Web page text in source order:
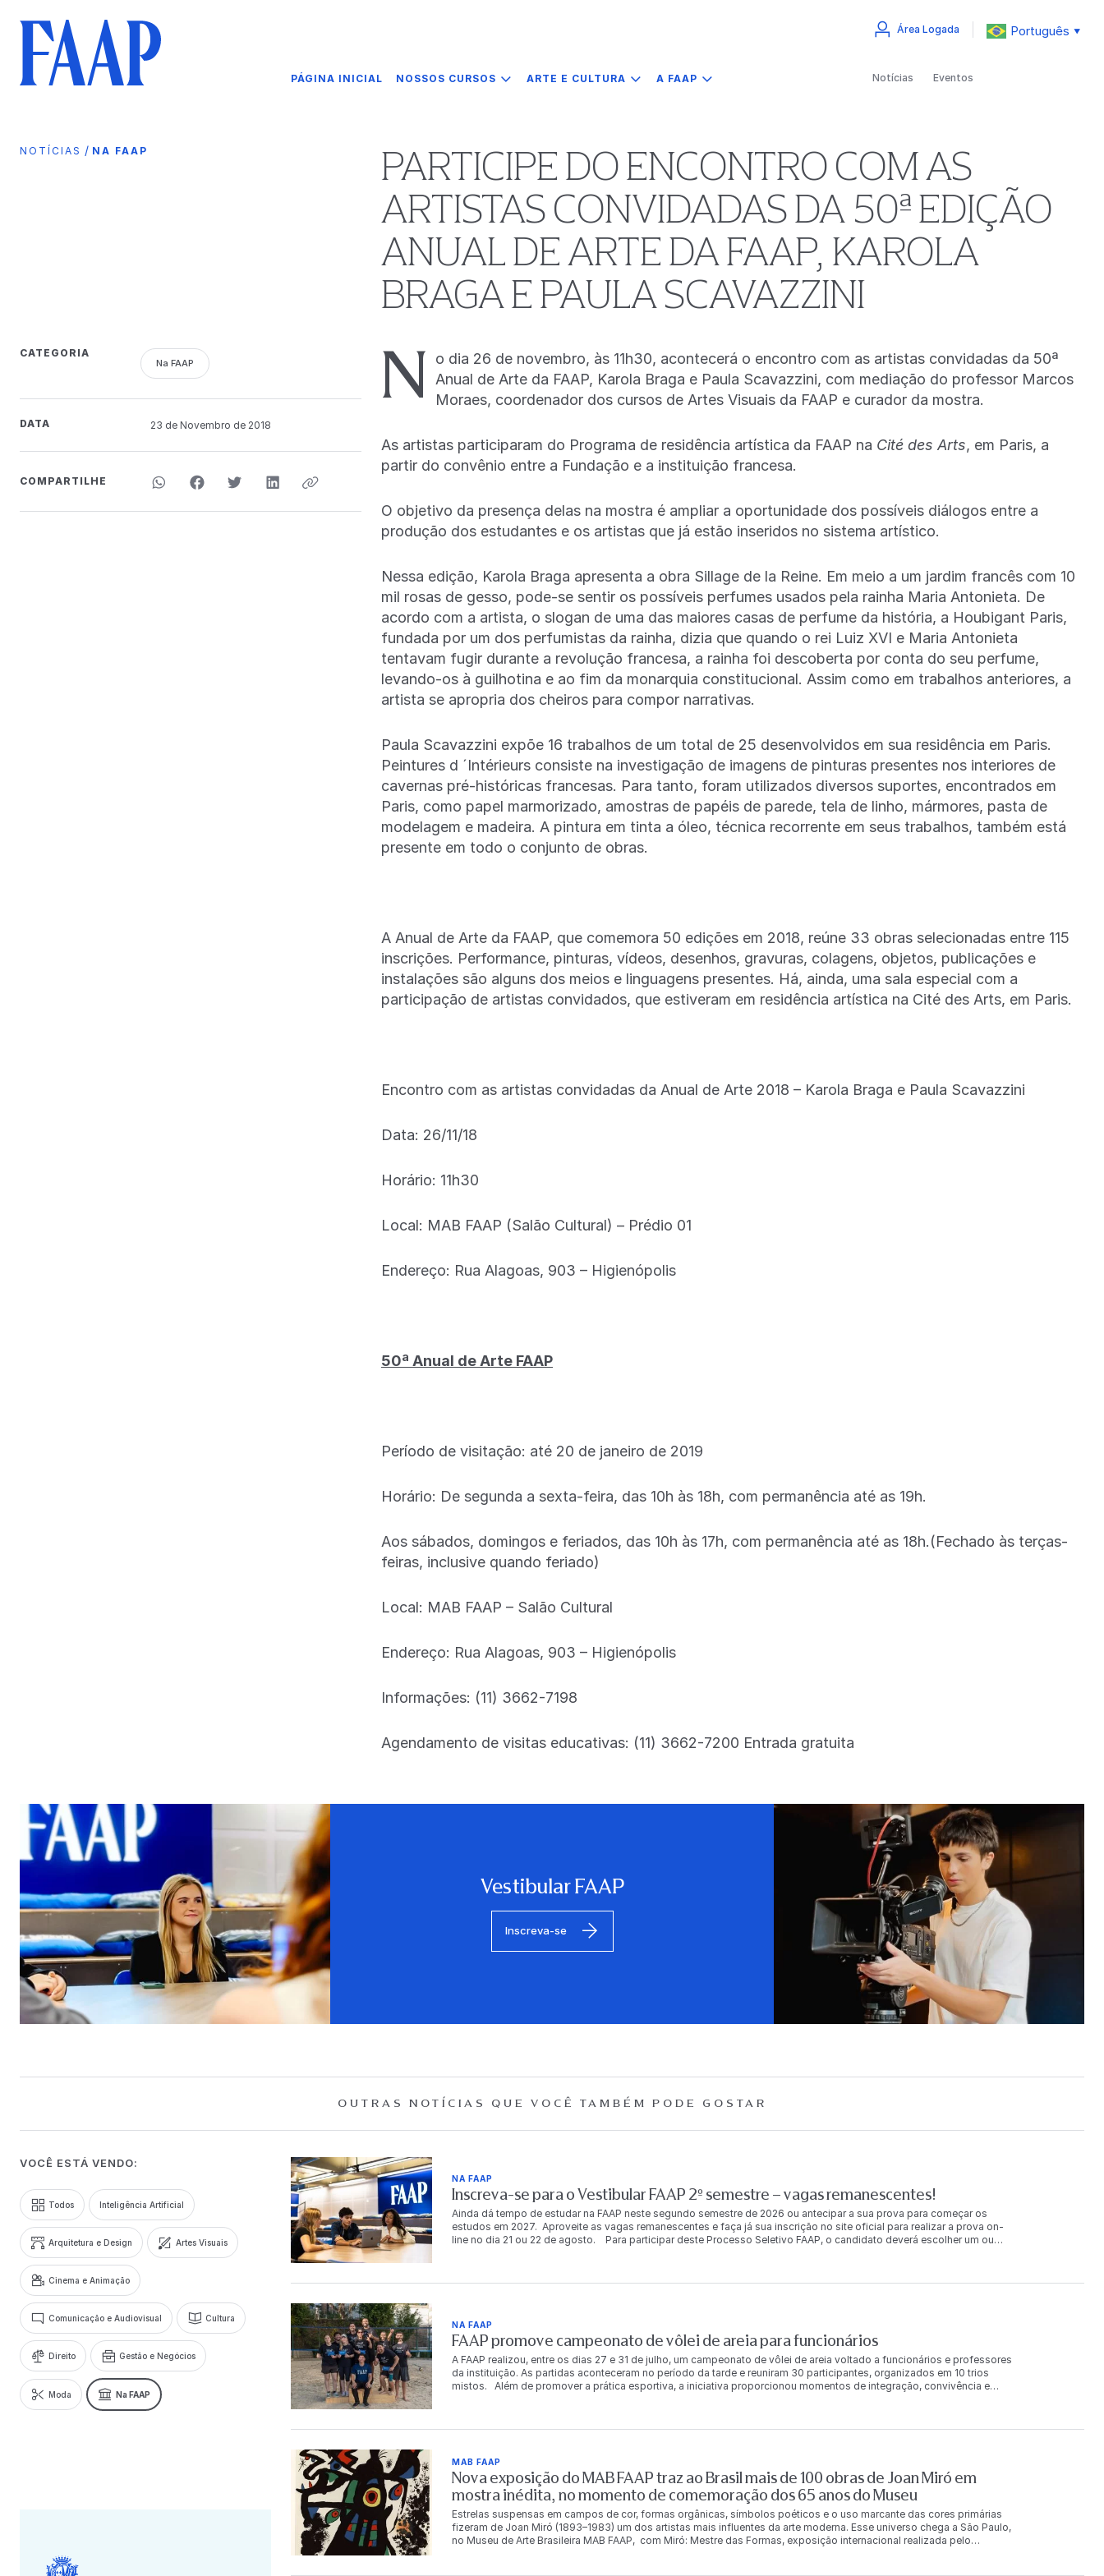
PÁGINA INICIAL NOSSOS CURSOS ARTE E CULTURA A FAAP
Área Logada Português ▼
Notícias Eventos
NOTÍCIAS / NA FAAP
PARTICIPE DO ENCONTRO COM AS
ARTISTAS CONVIDADAS DA 50ª EDIÇÃO
ANUAL DE ARTE DA FAAP, KAROLA
BRAGA E PAULA SCAVAZZINI
CATEGORIA
Na FAAP
DATA 23 de Novembro de 2018
COMPARTILHE
N
o dia 26 de novembro, às 11h30, acontecerá o encontro com as artistas convidadas da 50ª
Anual de Arte da FAAP, Karola Braga e Paula Scavazzini, com mediação do professor Marcos
Moraes, coordenador dos cursos de Artes Visuais da FAAP e curador da mostra.
As artistas participaram do Programa de residência artística da FAAP na Cité des Arts, em Paris, a
partir do convênio entre a Fundação e a instituição francesa.
O objetivo da presença delas na mostra é ampliar a oportunidade dos possíveis diálogos entre a
produção dos estudantes e os artistas que já estão inseridos no sistema artístico.
Nessa edição, Karola Braga apresenta a obra Sillage de la Reine. Em meio a um jardim francês com 10
mil rosas de gesso, pode-se sentir os possíveis perfumes usados pela rainha Maria Antonieta. De
acordo com a artista, o slogan de uma das maiores casas de perfume da história, a Houbigant Paris,
fundada por um dos perfumistas da rainha, dizia que quando o rei Luiz XVI e Maria Antonieta
tentavam fugir durante a revolução francesa, a rainha foi descoberta por conta do seu perfume,
levando-os à guilhotina e ao fim da monarquia constitucional. Assim como em trabalhos anteriores, a
artista se apropria dos cheiros para compor narrativas.
Paula Scavazzini expõe 16 trabalhos de um total de 25 desenvolvidos em sua residência em Paris.
Peintures d ´Intérieurs consiste na investigação de imagens de pinturas presentes nos interiores de
cavernas pré-históricas francesas. Para tanto, foram utilizados diversos suportes, encontrados em
Paris, como papel marmorizado, amostras de papéis de parede, tela de linho, mármores, pasta de
modelagem e madeira. A pintura em tinta a óleo, técnica recorrente em seus trabalhos, também está
presente em todo o conjunto de obras.
A Anual de Arte da FAAP, que comemora 50 edições em 2018, reúne 33 obras selecionadas entre 115
inscrições. Performance, pinturas, vídeos, desenhos, gravuras, colagens, objetos, publicações e
instalações são alguns dos meios e linguagens presentes. Há, ainda, uma sala especial com a
participação de artistas convidados, que estiveram em residência artística na Cité des Arts, em Paris.
Encontro com as artistas convidadas da Anual de Arte 2018 – Karola Braga e Paula Scavazzini
Data: 26/11/18
Horário: 11h30
Local: MAB FAAP (Salão Cultural) – Prédio 01
Endereço: Rua Alagoas, 903 – Higienópolis
50ª Anual de Arte FAAP
Período de visitação: até 20 de janeiro de 2019
Horário: De segunda a sexta-feira, das 10h às 18h, com permanência até as 19h.
Aos sábados, domingos e feriados, das 10h às 17h, com permanência até as 18h.(Fechado às terças-
feiras, inclusive quando feriado)
Local: MAB FAAP – Salão Cultural
Endereço: Rua Alagoas, 903 – Higienópolis
Informações: (11) 3662-7198
Agendamento de visitas educativas: (11) 3662-7200 Entrada gratuita
Vestibular FAAP
Inscreva-se
OUTRAS NOTÍCIAS QUE VOCÊ TAMBÉM PODE GOSTAR
VOCÊ ESTÁ VENDO:
Todos Inteligência Artificial
Arquitetura e Design Artes Visuais
Cinema e Animação
Comunicação e Audiovisual Cultura
Direito Gestão e Negócios
Moda Na FAAP
NA FAAP
Inscreva-se para o Vestibular FAAP 2º semestre – vagas remanescentes!
Ainda dá tempo de estudar na FAAP neste segundo semestre de 2026 ou antecipar a sua prova para começar os
estudos em 2027. Aproveite as vagas remanescentes e faça já sua inscrição no site oficial para realizar a prova on-
line no dia 21 ou 22 de agosto. Para participar deste Processo Seletivo FAAP, o candidato deverá escolher um ou
NA FAAP
FAAP promove campeonato de vôlei de areia para funcionários
A FAAP realizou, entre os dias 27 e 31 de julho, um campeonato de vôlei de areia voltado a funcionários e professores
da instituição. As partidas aconteceram no período da tarde e reuniram 30 participantes, organizados em 10 trios
mistos. Além de promover a prática esportiva, a iniciativa proporcionou momentos de integração, convivência e
Fernandes Chave de consolação 1º lugar Bianca Rosetti Fontana Britto Guilherme Muller André Destro 2º lugar
Betina Leal Leonardo Magalhães Cecília Meirelles 3º lugar Barbara Calixto de Faria Caio Guedes dos Santos
Oliveira Angelo Marcio Andrade Vieira O campeonato reforça o compromisso da FAAP com ações que incentivam a
qualidade de vida, a integração e o bem-estar de seus funcionários e
MAB FAAP
Nova exposição do MAB FAAP traz ao Brasil mais de 100 obras de Joan Miró em
mostra inédita, no momento de comemoração dos 65 anos do Museu
Estrelas suspensas em campos de cor, formas orgânicas, símbolos poéticos e o uso marcante das cores primárias
fizeram de Joan Miró (1893–1983) um dos artistas mais influentes da arte moderna. Esse universo chega a São Paulo,
no Museu de Arte Brasileira MAB FAAP, com Miró: Mestre das Formas, exposição internacional realizada pelo